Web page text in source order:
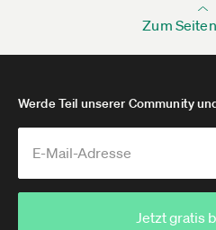
Zum
Werde Teil unserer Community
Jetzt gratis